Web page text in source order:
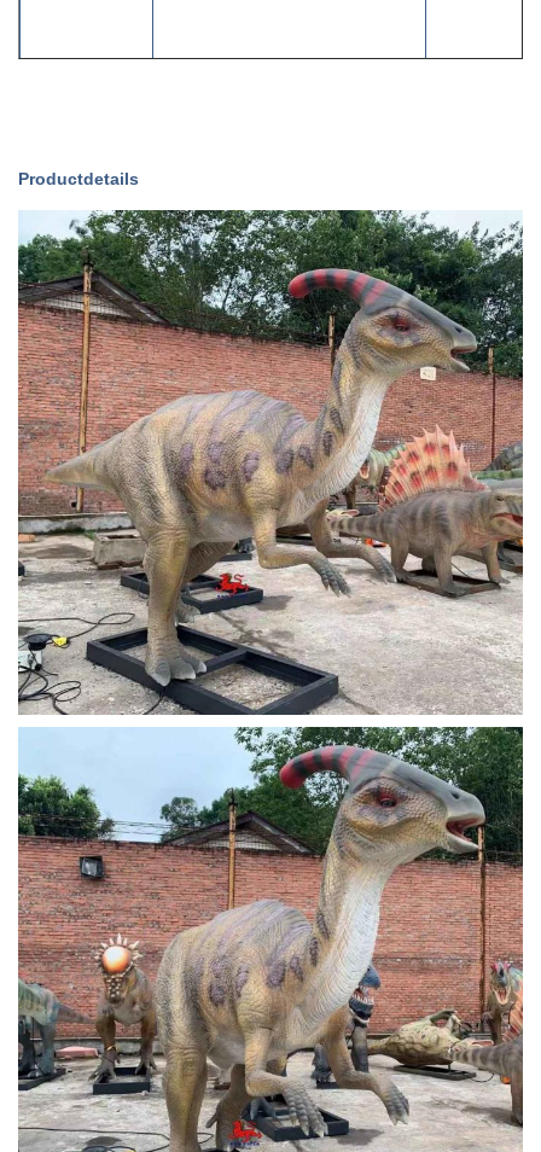
Inpakken
U kunt de verpakking kiezen en
dit model moet voor verzending
in sommige delen worden
gesneden
Sollicitatie
certificering CE, ROHS, FCC
Poorten Shenzhen/Chongqing/Shanghai
Productdetails